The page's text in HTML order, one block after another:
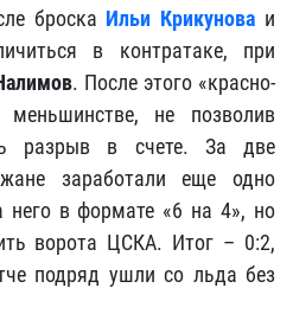
броска Ильи Крикунова и
в контратаке, при
. После этого «красно-
не позволив
разрыв в счете. За две
заработали еще одно
в формате «6 на 4», но
ворота ЦСКА. Итог – 0:2,
подряд ушли со льда без